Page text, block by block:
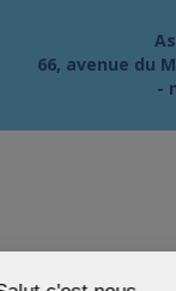
66, avenue du
-